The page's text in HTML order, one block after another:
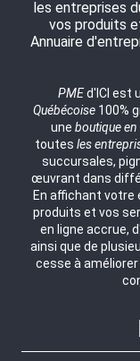
PMEd'ICI est
Québécoise100%
une boutique en
toutes les
succursales,
œuvrant dans
En affichant votre
produits et vos
en ligne accrue,
ainsi que de
cesse à